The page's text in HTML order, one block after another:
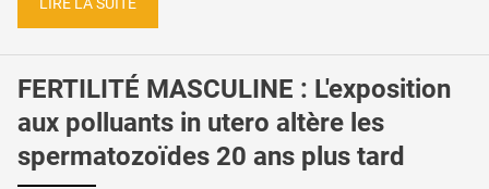
LIRE LA SUITE
FERTILITÉ MASCULINE : L'exposition
aux polluants in utero altère les
spermatozoïdes 20 ans plus tard